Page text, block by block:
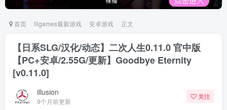
首页 illgames最新游戏 安卓游戏 正文
【日系SLG/汉化/动态】二次人生0.11.0 官中版
【PC+安卓/2.55G/更新】Goodbye Eternity
[v0.11.0]
illusion
9个月前更新
关注